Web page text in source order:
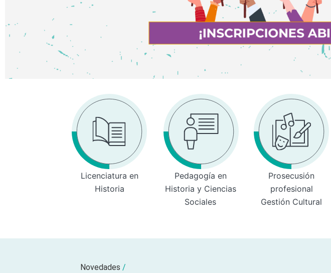
Licenciatura en
Historia
Pedagogía en
Historia y Ciencias
Sociales
Prosecusión
profesional
Gestión Cultural
Novedades /